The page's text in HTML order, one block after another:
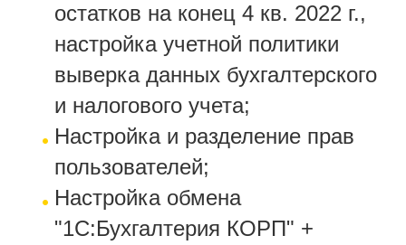
остатков на конец 4 кв. 2022 г.,
настройка учетной политики
выверка данных бухгалтерского
и налогового учета;
Настройка и разделение прав
пользователей;
Настройка обмена
"1С:Бухгалтерия КОРП" +